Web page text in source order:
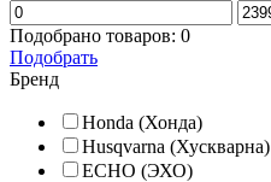
Подобрано товаров: 0
Подобрать
Бренд
Honda (Хонда)
Husqvarna (Хускварна)
ECHO (ЭХО)